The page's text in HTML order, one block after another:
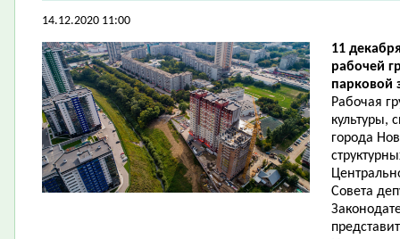
14.12.2020 11:00
11
рабочей
парковой
Рабочая
культуры,
города
Совета